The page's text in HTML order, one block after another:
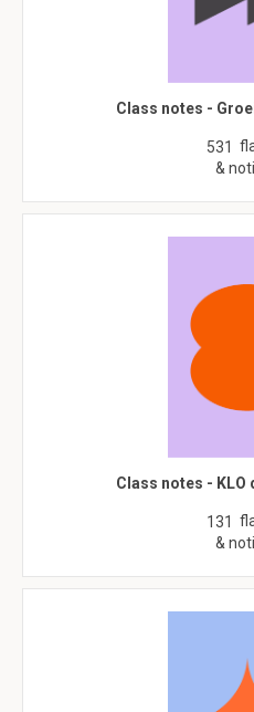
Class notes -
531
&
Class notes - KLO
131
&